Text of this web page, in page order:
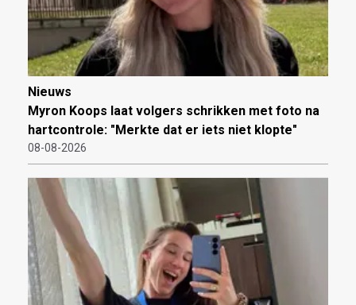
Nieuws
Myron Koops laat volgers schrikken met foto na
hartcontrole: "Merkte dat er iets niet klopte"
08-08-2026